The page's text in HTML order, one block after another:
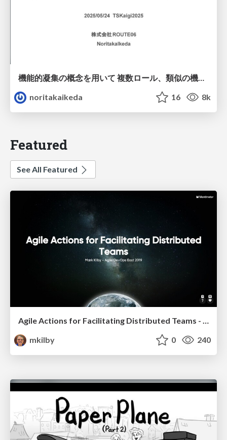
機能的凝集の概念を用いて 複数ロール、類似の機能を多く含むシステムの フロントエンドのコンポーネントを適切に分割する
noritakaikeda
16 8k
Featured
See All Featured
Agile Actions for Facilitating Distributed Teams - ADO2019
mkilby
0 240